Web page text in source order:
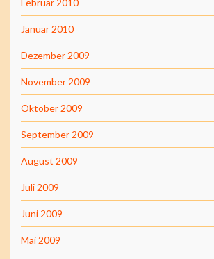
Januar 2010
Dezember 2009
November 2009
Oktober 2009
September 2009
August 2009
Juli 2009
Juni 2009
Mai 2009